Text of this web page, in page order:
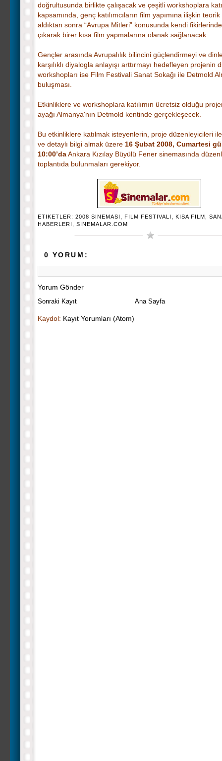
doğrultusunda birlikte çalışacak ve çeşitli workshoplara
kapsamında, genç katılımcıların film yapımına ilişkin
aldıktan sonra “Avrupa Mitleri” konusunda kendi
çıkarak birer kısa film yapmalarına olanak sağlanacak.
Gençler arasında Avrupalılık bilincini güçlendirmeyi ve
karşılıklı diyalogla anlayışı arttırmayı hedefleyen projenin
workshopları ise Film Festivali Sanat Sokağı ile Detmold
buluşması.
Etkinliklere ve workshoplara katılımın ücretsiz olduğu
ayağı Almanya'nın Detmold kentinde gerçekleşecek.
Bu etkinliklere katılmak isteyenlerin, proje düzenleyicileri
ve detaylı bilgi almak üzere 16 Şubat 2008, Cumartesi
10:00’daAnkara Kızılay Büyülü Fener sinemasında
toplantıda bulunmaları gerekiyor.
ETIKETLER: 2008 SINEMASI FILM FESTIVALI KISA FILM
HABERLERI
SINEMALAR.COM
0 YORUM:
Yorum Gönder
Sonraki Kayıt Ana Sayfa
Kaydol: Kayıt Yorumları (Atom)